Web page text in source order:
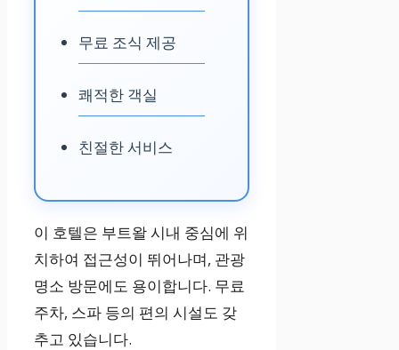
무료 조식 제공
쾌적한 객실
친절한 서비스
이 호텔은 부트왈 시내 중심에 위
치하여 접근성이 뛰어나며, 관광
명소 방문에도 용이합니다. 무료
주차, 스파 등의 편의 시설도 갖
추고 있습니다.